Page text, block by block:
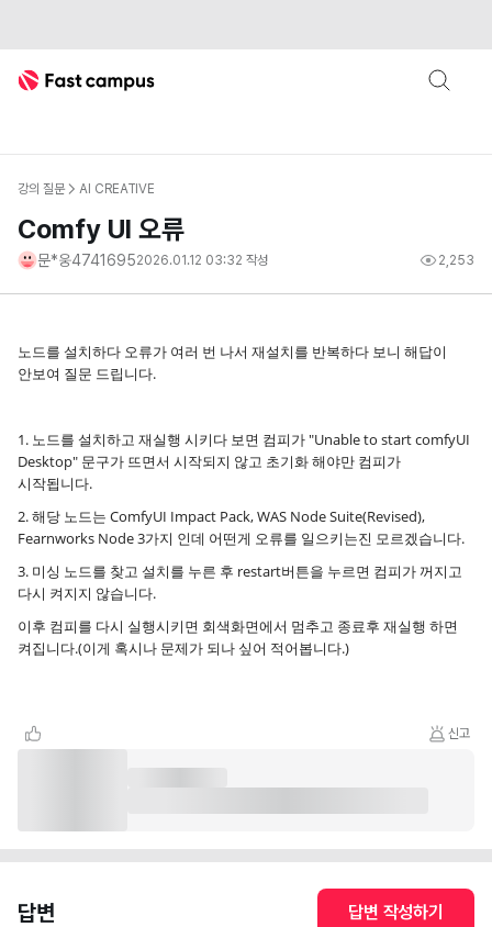
Fast Campus
강의 질문 AI CREATIVE
Comfy UI 오류
문*웅47416952026.01.12 03:32 작성 2,253
노드를 설치하다 오류가 여러 번 나서 재설치를 반복하다 보니 해답이
안보여 질문 드립니다.
1. 노드를 설치하고 재실행 시키다 보면 컴피가 "Unable to start comfyUI
Desktop" 문구가 뜨면서 시작되지 않고 초기화 해야만 컴피가
시작됩니다.
2. 해당 노드는 ComfyUI Impact Pack, WAS Node Suite(Revised),
Fearnworks Node 3가지 인데 어떤게 오류를 일으키는진 모르겠습니다.
3. 미싱 노드를 찾고 설치를 누른 후 restart버튼을 누르면 컴피가 꺼지고
다시 켜지지 않습니다.
이후 컴피를 다시 실행시키면 회색화면에서 멈추고 종료후 재실행 하면
켜집니다.(이게 혹시나 문제가 되나 싶어 적어봅니다.)
신고
답변 답변 작성하기